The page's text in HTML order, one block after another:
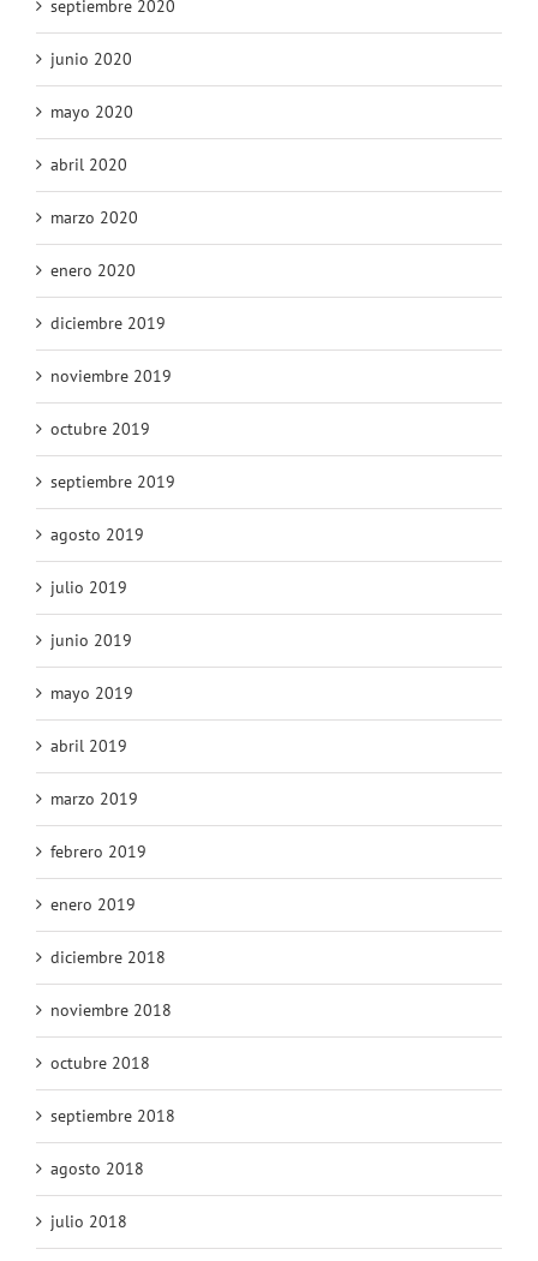
septiembre 2020
junio 2020
mayo 2020
abril 2020
marzo 2020
enero 2020
diciembre 2019
noviembre 2019
octubre 2019
septiembre 2019
agosto 2019
julio 2019
junio 2019
mayo 2019
abril 2019
marzo 2019
febrero 2019
enero 2019
diciembre 2018
noviembre 2018
octubre 2018
septiembre 2018
agosto 2018
julio 2018